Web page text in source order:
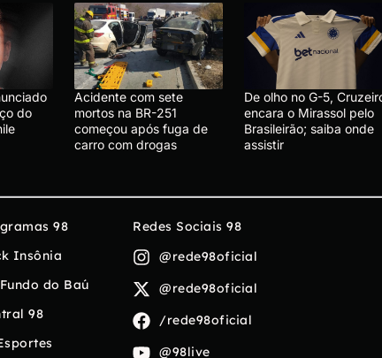
do
Acidente com sete
mortos na BR-251
começou após fuga de
carro com drogas
De olho no G-5,
encara o Mirassol pelo
Brasileirão; saiba onde
assistir
98
Insônia
do Baú
98
Redes Sociais 98
@rede98oficial
@rede98oficial
/rede98oficial
@98live